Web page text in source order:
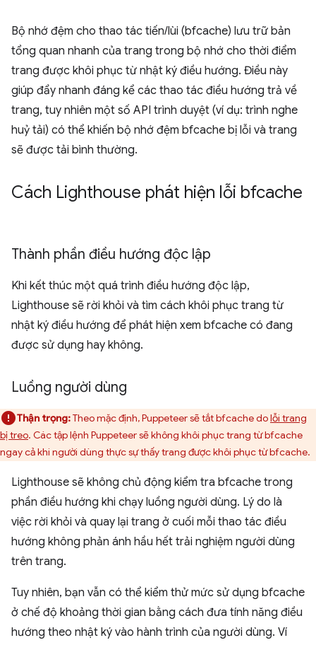
Bộ nhớ đệm cho thao tác tiến/lùi (bfcache) lưu trữ bản
tổng quan nhanh của trang trong bộ nhớ cho thời điểm
trang được khôi phục từ nhật ký điều hướng. Điều này
giúp đẩy nhanh đáng kể các thao tác điều hướng trả về
trang, tuy nhiên một số API trình duyệt (ví dụ: trình nghe
huỷ tải) có thể khiến bộ nhớ đệm bfcache bị lỗi và trang
sẽ được tải bình thường.
Cách Lighthouse phát hiện lỗi bfcache
Thành phần điều hướng độc lập
Khi kết thúc một quá trình điều hướng độc lập,
Lighthouse sẽ rời khỏi và tìm cách khôi phục trang từ
nhật ký điều hướng để phát hiện xem bfcache có đang
được sử dụng hay không.
Luồng người dùng
Thận trọng:Theo mặc định, Puppeteer sẽ tắt bfcache dolỗi trang
bị treo. Các tập lệnh Puppeteer sẽ không khôi phục trang từ bfcache
ngay cả khi người dùng thực sự thấy trang được khôi phục từ bfcache.
Lighthouse sẽ không chủ động kiểm tra bfcache trong
phần điều hướng khi chạy luồng người dùng. Lý do là
việc rời khỏi và quay lại trang ở cuối mỗi thao tác điều
hướng không phản ánh hầu hết trải nghiệm người dùng
trên trang.
Tuy nhiên, bạn vẫn có thể kiểm thử mức sử dụng bfcache
ở chế độ khoảng thời gian bằng cách đưa tính năng điều
hướng theo nhật ký vào hành trình của người dùng. Ví